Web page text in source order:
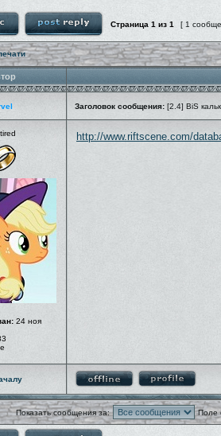
Страница 1 из 1 [ 1
Заголовок сообщения: [2.4] BiS
24 ноя
http://www.riftscene.com/
Показать сообщения за: Поле